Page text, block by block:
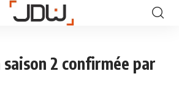
2 confirmée par